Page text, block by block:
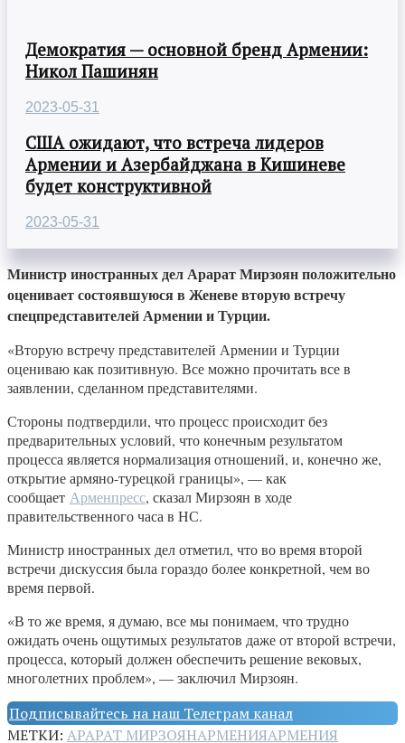
Демократия — основной бренд Армении:
Никол Пашинян
2023-05-31
США ожидают, что встреча лидеров
Армении и Азербайджана в Кишиневе
будет конструктивной
2023-05-31
Министр иностранных дел Арарат Мирзоян положительно
оценивает состоявшуюся в Женеве вторую встречу
спецпредставителей Армении и Турции.
«Вторую встречу представителей Армении и Турции
оцениваю как позитивную. Все можно прочитать все в
заявлении, сделанном представителями.
Стороны подтвердили, что процесс происходит без
предварительных условий, что конечным результатом
процесса является нормализация отношений, и, конечно же,
открытие армяно-турецкой границы», — как
сообщает Арменпресс, сказал Мирзоян в ходе
правительственного часа в НС.
Министр иностранных дел отметил, что во время второй
встречи дискуссия была гораздо более конкретной, чем во
время первой.
«В то же время, я думаю, все мы понимаем, что трудно
ожидать очень ощутимых результатов даже от второй встречи,
процесса, который должен обеспечить решение вековых,
многолетних проблем», — заключил Мирзоян.
Подписывайтесь на наш Телеграм канал
МЕТКИ: АРАРАТ МИРЗОЯНАРМЕНИЯАРМЕНИЯ